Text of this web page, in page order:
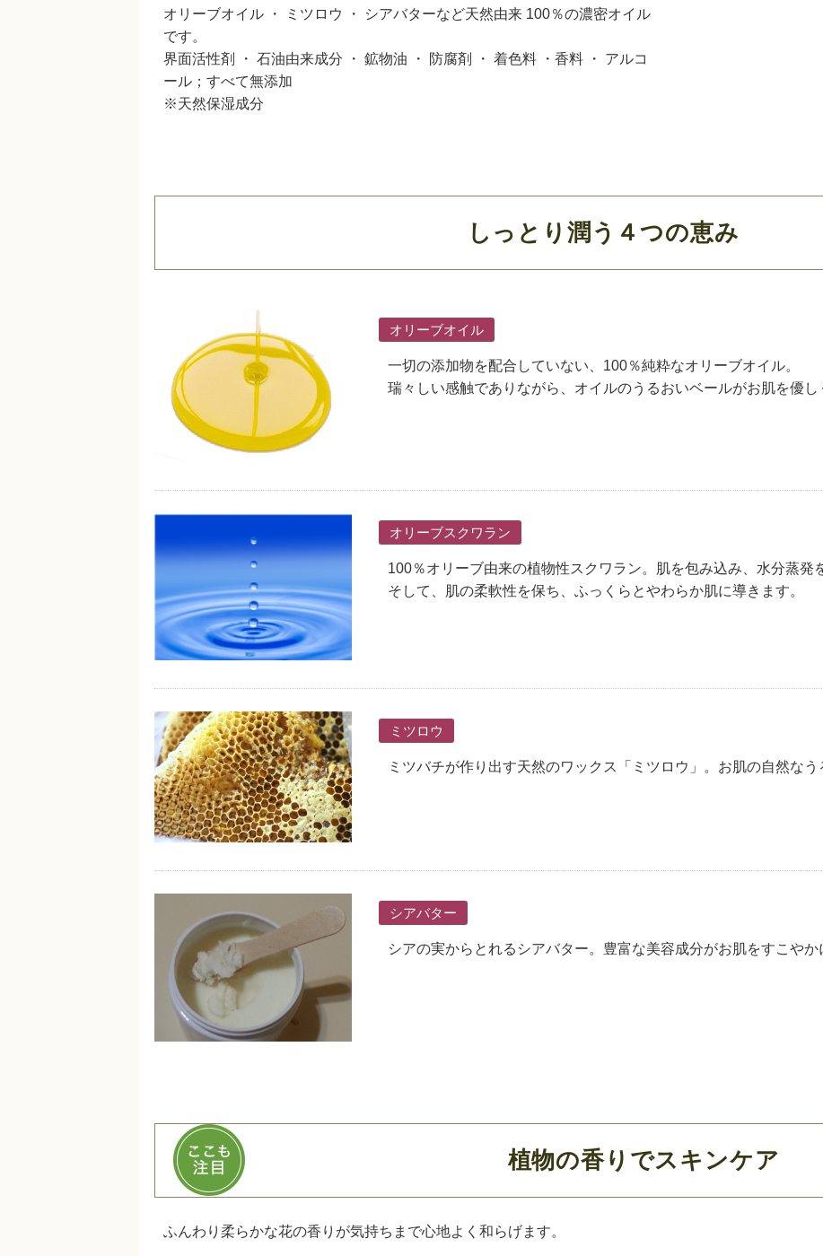
オリーブオイル ・ ミツロウ ・ シアバターなど天然由来 100％の濃密オイル
です。
界面活性剤 ・ 石油由来成分 ・ 鉱物油 ・ 防腐剤 ・ 着色料 ・香料 ・ アルコ
ール；すべて無添加
※天然保湿成分
しっとり潤う４つの恵み
オリーブオイル
一切の添加物を配合していない、100％純粋なオリーブオイル。
瑞々しい感触でありながら、オイルのうるおいベールがお肌を優し
オリーブスクワラン
100％オリーブ由来の植物性スクワラン。肌を包み込み、水分蒸発
そして、肌の柔軟性を保ち、ふっくらとやわらか肌に導きます。
ミツロウ
ミツバチが作り出す天然のワックス「ミツロウ」。お肌の自然なう
シアバター
シアの実からとれるシアバター。豊富な美容成分がお肌をすこやか
植物の香りでスキンケア
ふんわり柔らかな花の香りが気持ちまで心地よく和らげます。